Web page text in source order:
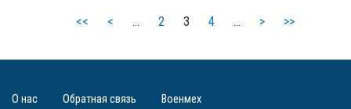
<< < … 2 3 4 … > >>
О нас Обратная связь Военмех